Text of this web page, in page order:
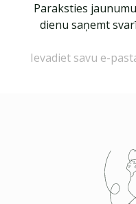
Paraksties
dienu saņemt